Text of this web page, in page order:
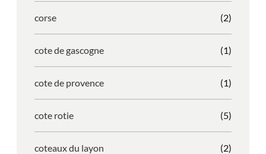
corse (2)
cote de gascogne (1)
cote de provence (1)
cote rotie (5)
coteaux du layon (2)